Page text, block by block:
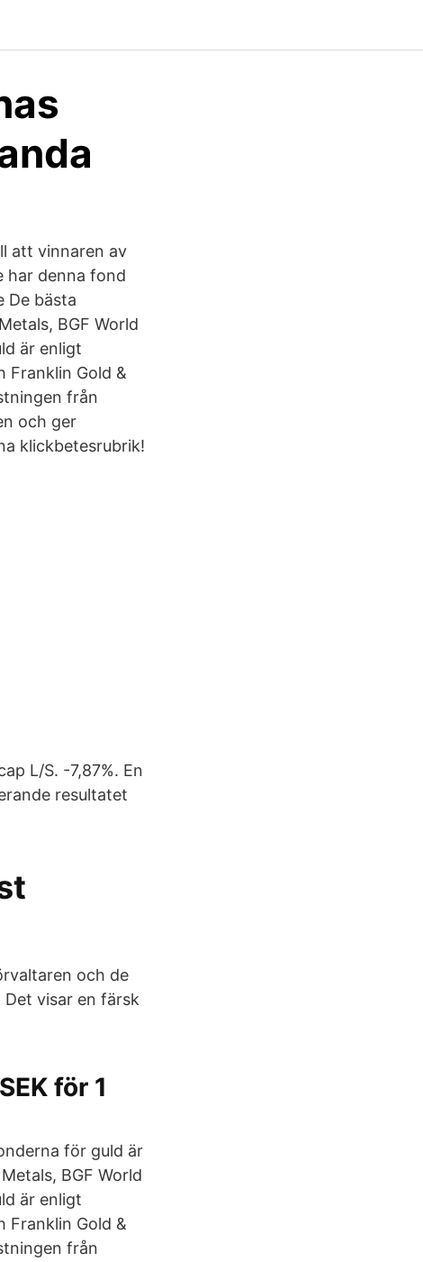
att vinnaren av
har denna fond
De bästa
BGF World
är enligt
Franklin Gold &
från
och ger
klickbetesrubrik!
L/S. -7,87%. En
resultatet
och de
visar en färsk
för 1
för guld är
BGF World
är enligt
Franklin Gold &
från